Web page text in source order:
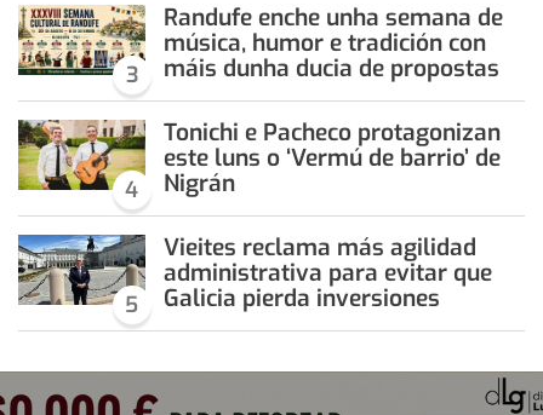
3
Randufe enche unha semana de
música, humor e tradición con
máis dunha ducia de propostas
4
Tonichi e Pacheco protagonizan
este luns o ‘Vermú de barrio’ de
Nigrán
5
Vieites reclama más agilidad
administrativa para evitar que
Galicia pierda inversiones